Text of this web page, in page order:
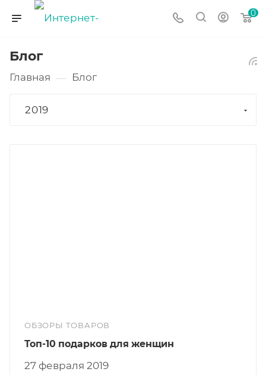
0
Блог
Главная — Блог
2019
ОБЗОРЫ ТОВАРОВ
27 февраля 2019
Топ-10 подарков для женщин